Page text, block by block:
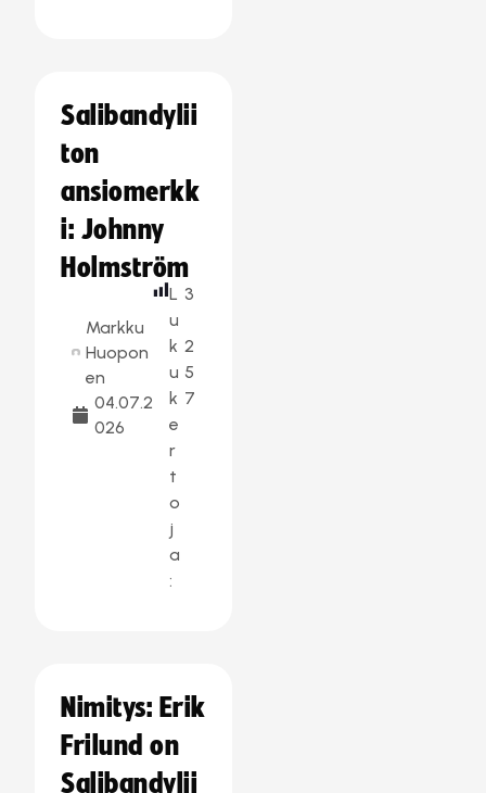
Salibandylii
ton
ansiomerkk
i: Johnny
Holmström
Markku
Huopon
en
04.07.2
026
L
u
k
u
k
e
r
t
o
j
a
:
3
2
5
7
Nimitys: Erik
Frilund on
Salibandylii